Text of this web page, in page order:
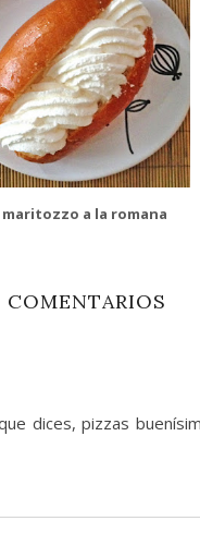
maritozzo a la romana
COMENTARIOS
dices, pizzas